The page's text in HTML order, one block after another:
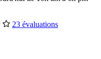
23 évaluations